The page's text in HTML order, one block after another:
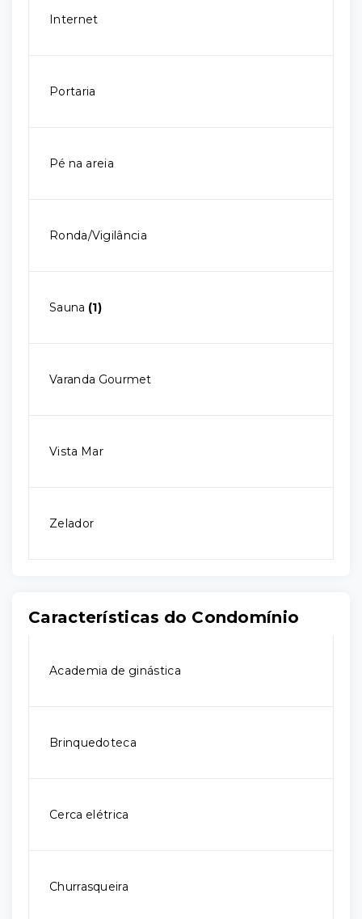
Internet
Portaria
Pé na areia
Ronda/Vigilância
Sauna (1)
Varanda Gourmet
Vista Mar
Zelador
Características do Condomínio
Academia de ginástica
Brinquedoteca
Cerca elétrica
Churrasqueira